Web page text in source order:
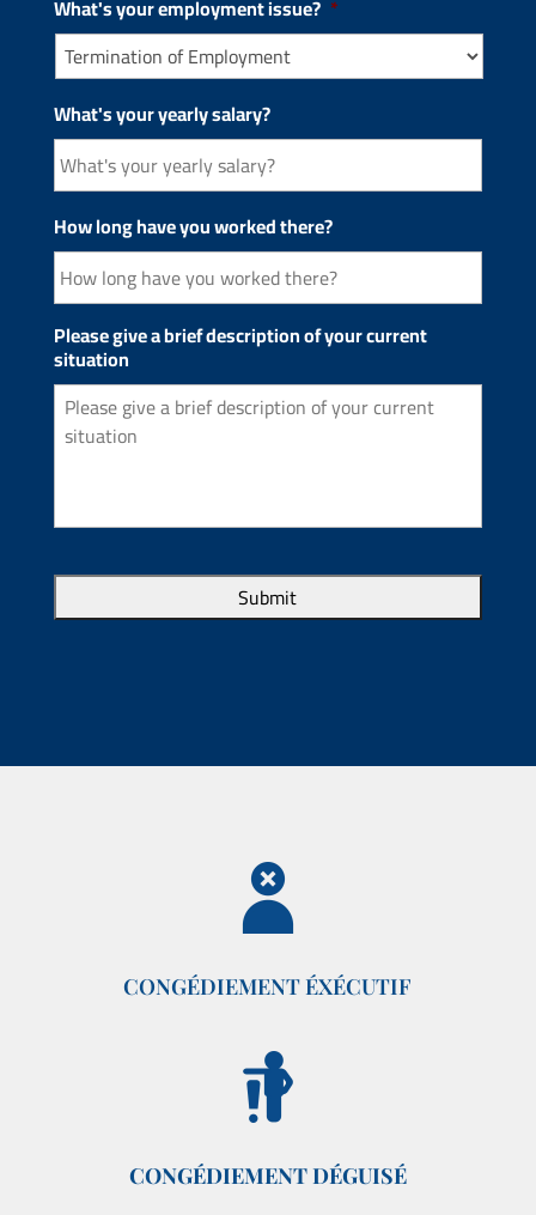
What's your employment issue? *
What's your yearly salary?
How long have you worked there?
Please give a brief description of your current
situation
CONGÉDIEMENT ÉXÉCUTIF
CONGÉDIEMENT DÉGUISÉ